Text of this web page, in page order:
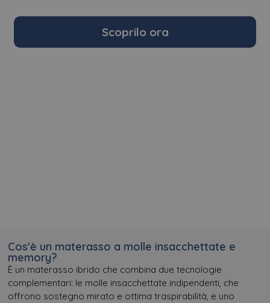
Scoprilo ora
Cos'è un materasso a molle insacchettate e
memory?
È un materasso ibrido che combina due tecnologie
complementari: le molle insacchettate indipendenti, che
offrono sostegno mirato e ottima traspirabilità, e uno